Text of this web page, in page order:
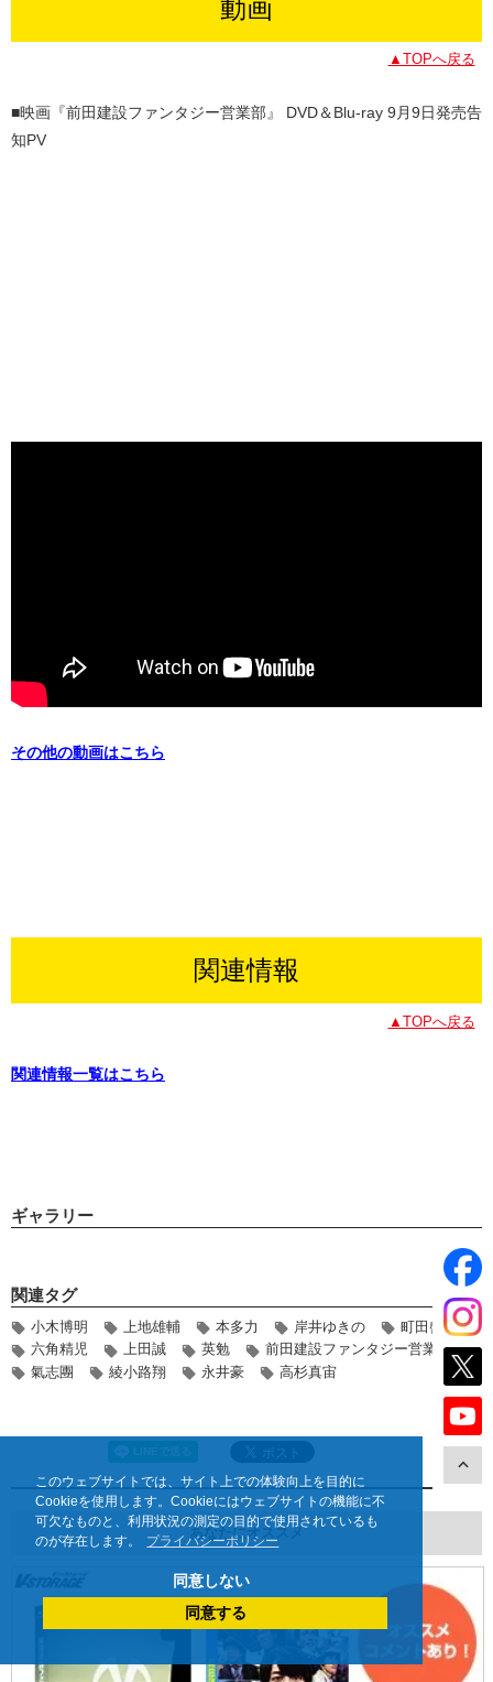
このウェブサイトでは、サイト上での体験向上を目的に
Cookieを使用します。Cookieにはウェブサイトの機能に不
可欠なものと、利用状況の測定の目的で使用されているも
のが存在します。
プライバシーポリシー
同意しない
同意する
動画
▲TOPへ戻る
■映画『前田建設ファンタジー営業部』 DVD＆Blu-ray 9月9日発売告
知PV
その他の動画はこちら
関連情報
▲TOPへ戻る
関連情報一覧はこちら
ギャラリー
関連タグ
小木博明 上地雄輔 本多力 岸井ゆきの
町田啓太
六角精児
上田誠 英勉
前田建設ファンタジー営業部
氣志團
綾小路翔 永井豪 高杉真宙
あなたにオススメ